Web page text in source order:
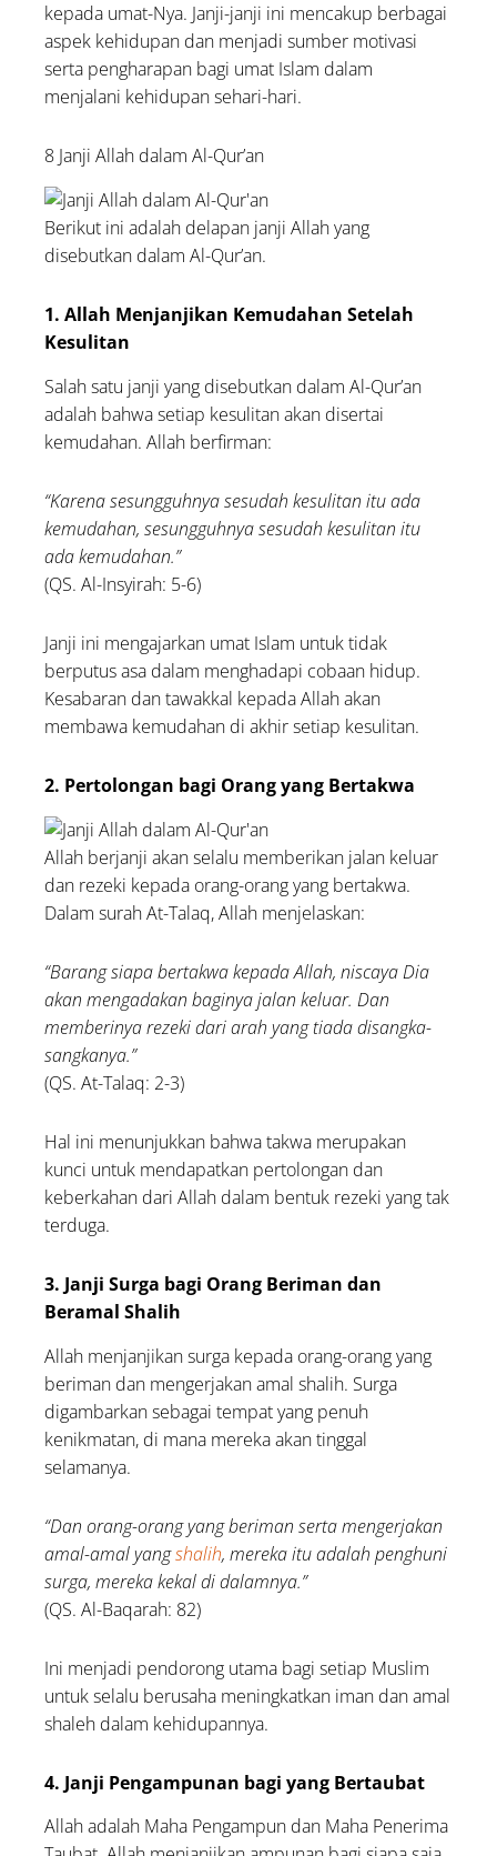
7. Janji Kehidupan yang Baik
bagi yang Beramal Shalih
8. Balasan Setimpal untuk
Setiap Amal
Doa dan Dzikir Malam Jumat:
5 Contoh Infak dalam
Kehidupan Sehari-hari, Yuk
Doa Sebelum Bekerja agar
Kemudahan
kepada umat-Nya. Janji-janji ini mencakup berbagai
aspek kehidupan dan menjadi sumber motivasi
serta pengharapan bagi umat Islam dalam
menjalani kehidupan sehari-hari.
8 Janji Allah dalam Al-Qur’an
Berikut ini adalah delapan janji Allah yang
disebutkan dalam Al-Qur’an.
1. Allah Menjanjikan Kemudahan Setelah
Kesulitan
Salah satu janji yang disebutkan dalam Al-Qur’an
adalah bahwa setiap kesulitan akan disertai
kemudahan. Allah berfirman:
“Karena sesungguhnya sesudah kesulitan itu ada
kemudahan, sesungguhnya sesudah kesulitan itu
ada kemudahan.”
(QS. Al-Insyirah: 5-6)
Janji ini mengajarkan umat Islam untuk tidak
berputus asa dalam menghadapi cobaan hidup.
Kesabaran dan tawakkal kepada Allah akan
membawa kemudahan di akhir setiap kesulitan.
2. Pertolongan bagi Orang yang Bertakwa
Allah berjanji akan selalu memberikan jalan keluar
dan rezeki kepada orang-orang yang bertakwa.
Dalam surah At-Talaq, Allah menjelaskan:
“Barang siapa bertakwa kepada Allah, niscaya Dia
akan mengadakan baginya jalan keluar. Dan
memberinya rezeki dari arah yang tiada disangka-
sangkanya.”
(QS. At-Talaq: 2-3)
Hal ini menunjukkan bahwa takwa merupakan
kunci untuk mendapatkan pertolongan dan
keberkahan dari Allah dalam bentuk rezeki yang tak
terduga.
3. Janji Surga bagi Orang Beriman dan
Beramal Shalih
Allah menjanjikan surga kepada orang-orang yang
beriman dan mengerjakan amal shalih. Surga
digambarkan sebagai tempat yang penuh
kenikmatan, di mana mereka akan tinggal
selamanya.
“Dan orang-orang yang beriman serta mengerjakan
amal-amal yangshalih, mereka itu adalah penghuni
surga, mereka kekal di dalamnya.”
(QS. Al-Baqarah: 82)
Ini menjadi pendorong utama bagi setiap Muslim
untuk selalu berusaha meningkatkan iman dan amal
shaleh dalam kehidupannya.
4. Janji Pengampunan bagi yang Bertaubat
Allah adalah Maha Pengampun dan Maha Penerima